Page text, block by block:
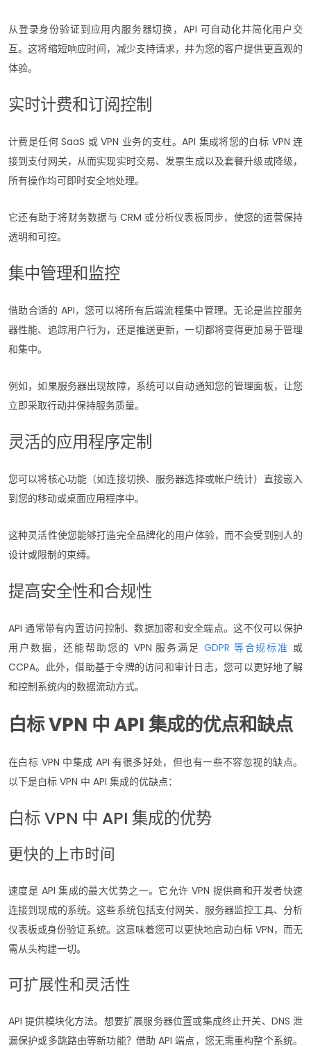
从登录身份验证到应用内服务器切换，API 可自动化并简化用户交
互。这将缩短响应时间，减少支持请求，并为您的客户提供更直观的
体验。
实时计费和订阅控制
计费是任何 SaaS 或 VPN 业务的支柱。API 集成将您的白标 VPN 连
接到支付网关，从而实现实时交易、发票生成以及套餐升级或降级，
所有操作均可即时安全地处理。
它还有助于将财务数据与 CRM 或分析仪表板同步，使您的运营保持
透明和可控。
集中管理和监控
借助合适的 API，您可以将所有后端流程集中管理。无论是监控服务
器性能、追踪用户行为，还是推送更新，一切都将变得更加易于管理
和集中。
例如，如果服务器出现故障，系统可以自动通知您的管理面板，让您
立即采取行动并保持服务质量。
灵活的应用程序定制
您可以将核心功能（如连接切换、服务器选择或帐户统计）直接嵌入
到您的移动或桌面应用程序中。
这种灵活性使您能够打造完全品牌化的用户体验，而不会受到别人的
设计或限制的束缚。
提高安全性和合规性
API 通常带有内置访问控制、数据加密和安全端点。这不仅可以保护
用户数据，还能帮助您的 VPN 服务满足 GDPR 等合规标准 或
CCPA。此外，借助基于令牌的访问和审计日志，您可以更好地了解
和控制系统内的数据流动方式。
白标 VPN 中 API 集成的优点和缺点
在白标 VPN 中集成 API 有很多好处，但也有一些不容忽视的缺点。
以下是白标 VPN 中 API 集成的优缺点：
白标 VPN 中 API 集成的优势
更快的上市时间
速度是 API 集成的最大优势之一。它允许 VPN 提供商和开发者快速
连接到现成的系统。这些系统包括支付网关、服务器监控工具、分析
仪表板或身份验证系统。这意味着您可以更快地启动白标 VPN，而无
需从头构建一切。
可扩展性和灵活性
API 提供模块化方法。想要扩展服务器位置或集成终止开关、DNS 泄
漏保护或多跳路由等新功能？借助 API 端点，您无需重构整个系统。